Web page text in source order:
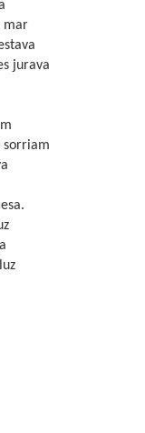
mar
jurava
sorriam